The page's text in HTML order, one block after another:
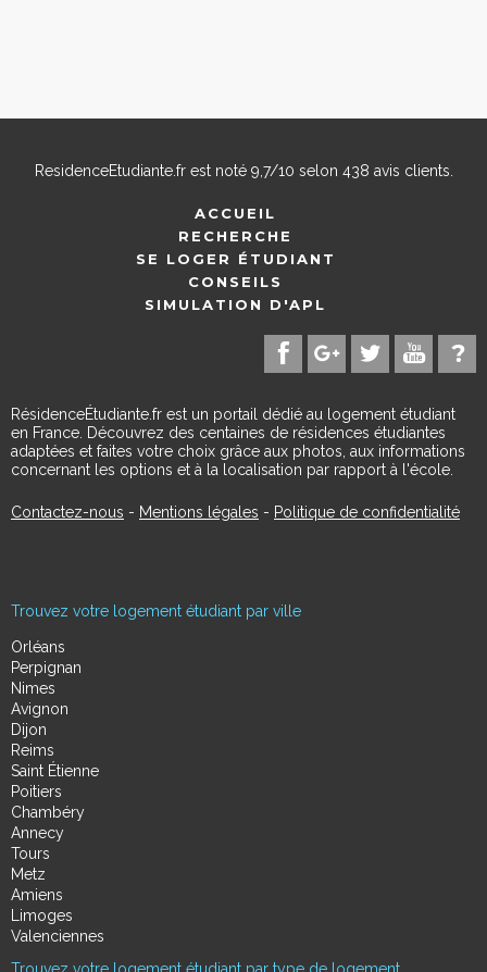
ResidenceEtudiante.frest noté 9,7/10 selon 438 avis clients.
ACCUEIL
RECHERCHE
SE LOGER ÉTUDIANT
CONSEILS
SIMULATION D'APL
RésidenceÉtudiante.fr est un portail dédié au logement étudiant
en France. Découvrez des centaines de résidences étudiantes
adaptées et faites votre choix grâce aux photos, aux informations
concernant les options et à la localisation par rapport à l'école.
Contactez-nous - Mentions légales - Politique de confidentialité
Trouvez votre logement étudiant par ville
Orléans
Perpignan
Nimes
Avignon
Dijon
Reims
Saint Étienne
Poitiers
Chambéry
Annecy
Tours
Metz
Amiens
Limoges
Valenciennes